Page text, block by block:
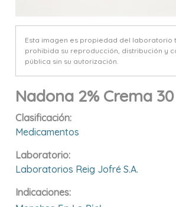
Esta imagen es propiedad del laboratorio
prohibida su reproducción, distribución y
pública sin su autorización.
Nadona 2% Crema
Clasificación:
Medicamentos
Laboratorio:
Laboratorios Reig Jofré S.a.
Indicaciones: